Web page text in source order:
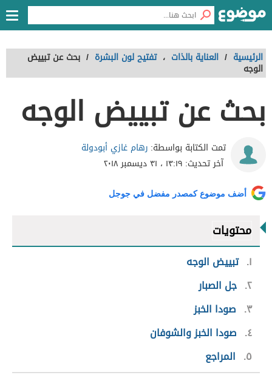
الرئيسية / العناية بالذات ، تفتيح لون البشرة / بحث عن تبييض
الوجه
بحث عن تبييض الوجه
تمت الكتابة بواسطة: رهام غازي أبودولة
آخر تحديث: ١٣:١٩ ، ٣١ ديسمبر ٢٠١٨
أضف موضوع كمصدر مفضل في جوجل
محتويات
١ تبييض الوجه
٢ جل الصبار
٣
صودا الخبز
٤
صودا الخبز والشوفان
٥
المراجع